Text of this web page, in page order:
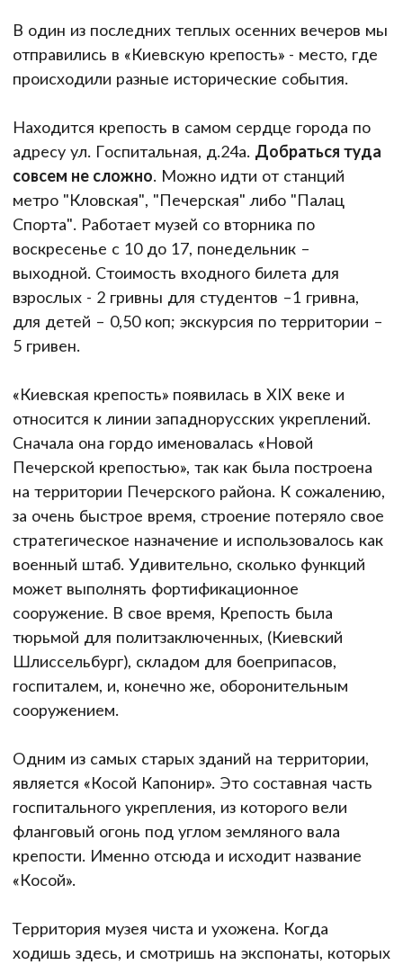
В один из последних теплых осенних вечеров мы
отправились в «Киевскую крепость» - место, где
происходили разные исторические события.
Находится крепость в самом сердце города по
адресу ул. Госпитальная, д.24а. Добраться туда
совсем не сложно. Можно идти от станций
метро "Кловская", "Печерская" либо "Палац
Спорта". Работает музей со вторника по
воскресенье с 10 до 17, понедельник –
выходной. Стоимость входного билета для
взрослых - 2 гривны для студентов –1 гривна,
для детей – 0,50 коп; экскурсия по территории –
5 гривен.
«Киевская крепость» появилась в ХІХ веке и
относится к линии западнорусских укреплений.
Сначала она гордо именовалась «Новой
Печерской крепостью», так как была построена
на территории Печерского района. К сожалению,
за очень быстрое время, строение потеряло свое
стратегическое назначение и использовалось как
военный штаб. Удивительно, сколько функций
может выполнять фортификационное
сооружение. В свое время, Крепость была
тюрьмой для политзаключенных, (Киевский
Шлиссельбург), складом для боеприпасов,
госпиталем, и, конечно же, оборонительным
сооружением.
Одним из самых старых зданий на территории,
является «Косой Капонир». Это составная часть
госпитального укрепления, из которого вели
фланговый огонь под углом земляного вала
крепости. Именно отсюда и исходит название
«Косой».
Территория музея чиста и ухожена. Когда
ходишь здесь, и смотришь на экспонаты, которых